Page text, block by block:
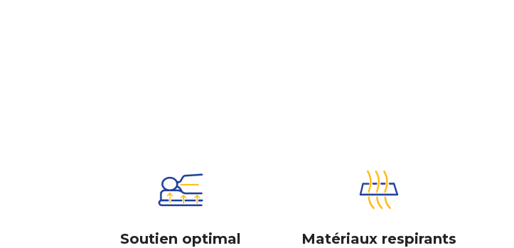
Soutien optimal Matériaux respirants